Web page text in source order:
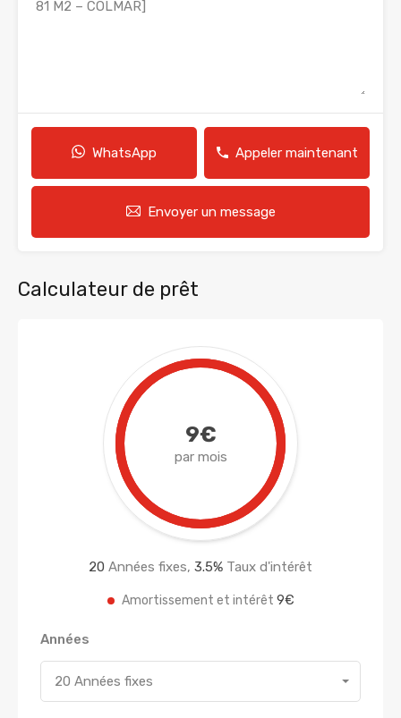
WhatsApp Appeler maintenant
Envoyer un message
Calculateur de prêt
9€
par mois
20 Années fixes, 3.5% Taux d'intérêt
Amortissement et intérêt 9€
Années
20 Années fixes